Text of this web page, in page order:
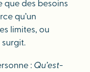
que des besoins
qu’un
limites, ou
: Qu’est-